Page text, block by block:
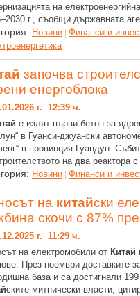
на
г., съобщи държавната
Новини | Финанси и
започва
енергоблока
г. 12:39 ч.
е излят първи бетон за
в Гуанси-джуански
в провинция Гуандун.
на два реактора с
Новини | Финанси и
на китайски
скочи с 87%
г. 11:29 ч.
на електромобили от Китай
През ноември доставките
база и са достигнали
ските митнически власти,